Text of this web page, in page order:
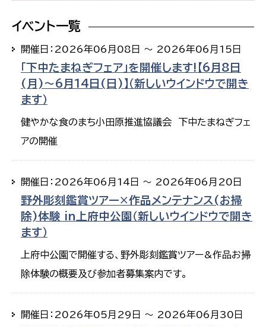
イベント一覧
開催日：2026年06月08日 ～ 2026年06月15日
「下中たまねぎフェア」を開催します!【6月8日
(月)～6月14日(日)】（新しいウインドウで開き
ます）
健やかな食のまち小田原推進協議会 下中たまねぎフェ
アの開催
開催日：2026年06月14日 ～ 2026年06月20日
野外彫刻鑑賞ツアー×作品メンテナンス(お掃
除)体験 in上府中公園（新しいウインドウで開き
ます）
上府中公園で開催する、野外彫刻鑑賞ツアー&作品お掃
除体験の概要及び参加者募集案内です。
開催日：2026年05月29日 ～ 2026年06月30日